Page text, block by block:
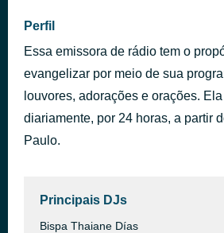
Perfil
Essa emissora de rádio tem o
evangelizar por meio de sua
louvores, adorações e orações.
diariamente, por 24 horas, a partir
Paulo.
Principais DJs
Bispa Thaiane Días